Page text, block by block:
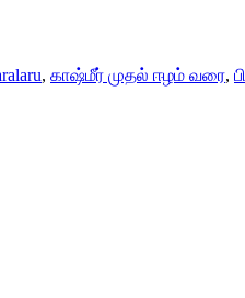
, காஷ்மீர் முதல் ஈழம் வரை,